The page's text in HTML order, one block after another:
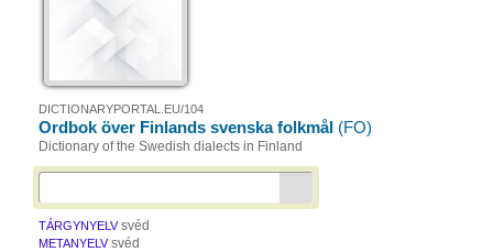
DICTIONARYPORTAL.EU/104
Ordbok över Finlands svenska folkmål (FO)
Dictionary of the Swedish dialects in Finland
TÁRGYNYELV svéd
METANYELV svéd